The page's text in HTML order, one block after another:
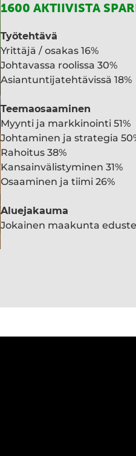
1600 AKTIIVISTA
Työtehtävä
Yrittäjä / osakas 16%
Johtavassa roolissa 30%
Asiantuntijatehtävissä 18%
Teemaosaaminen
Myynti ja markkinointi 51%
Johtaminen ja strategia
Rahoitus 38%
Kansainvälistyminen 31%
Osaaminen ja tiimi 26%
Aluejakauma
Jokainen maakunta